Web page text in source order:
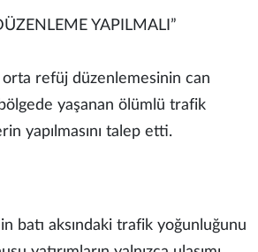
YAPILMALI”
refüj düzenlemesinin can
yaşanan ölümlü trafik
yapılmasını talep etti.
batı aksındaki trafik yoğunluğunu